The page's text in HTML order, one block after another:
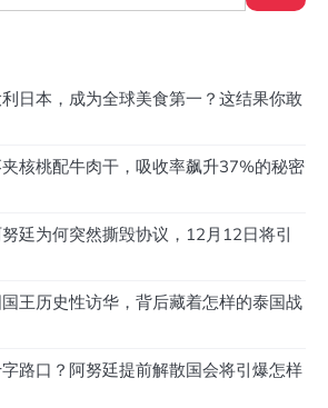
日本，成为全球美食第一？这结果你敢
核桃配牛肉干，吸收率飙升37%的秘密
廷为何突然撕毁协议，12月12日将引
王历史性访华，背后藏着怎样的泰国战
路口？阿努廷提前解散国会将引爆怎样